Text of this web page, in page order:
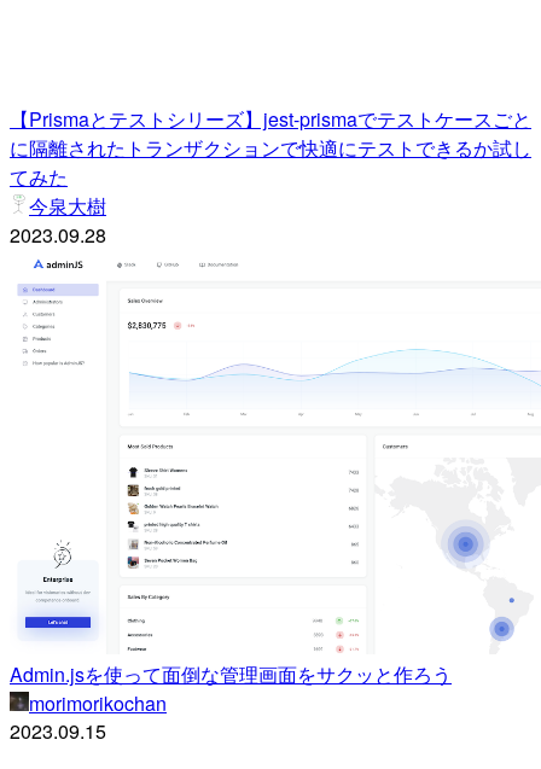
【Prismaとテストシリーズ】jest-prismaでテストケースごと
に隔離されたトランザクションで快適にテストできるか試し
てみた
今泉大樹
2023.09.28
Admin.jsを使って面倒な管理画面をサクッと作ろう
morimorikochan
2023.09.15